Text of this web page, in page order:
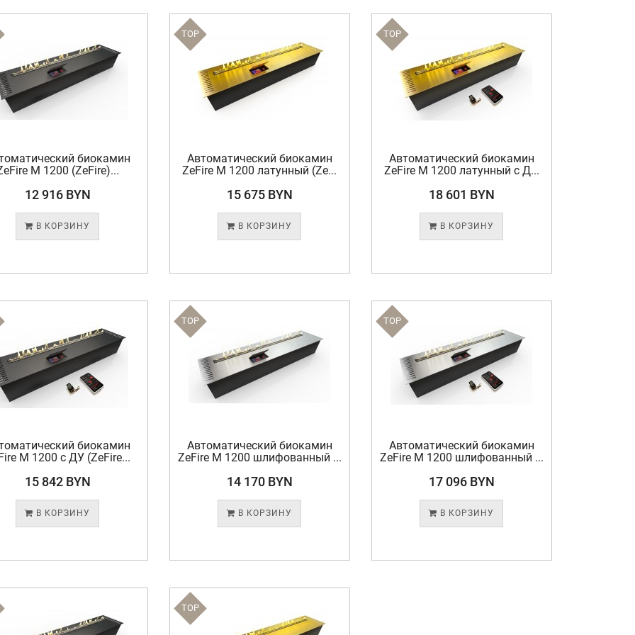
биокамин
М 1200 (ZeFire)...
12 916 BYN
В КОРЗИНУ
TOP
Автоматический биокамин
ZeFire М 1200 латунный (Ze...
15 675 BYN
В КОРЗИНУ
TOP
Автоматический биокамин
ZeFire М 1200 латунный с Д...
18 601 BYN
В КОРЗИНУ
биокамин
М 1200 с ДУ (ZeFire...
15 842 BYN
В КОРЗИНУ
TOP
Автоматический биокамин
ZeFire М 1200 шлифованный ...
14 170 BYN
В КОРЗИНУ
TOP
Автоматический биокамин
ZeFire М 1200 шлифованный ...
17 096 BYN
В КОРЗИНУ
TOP